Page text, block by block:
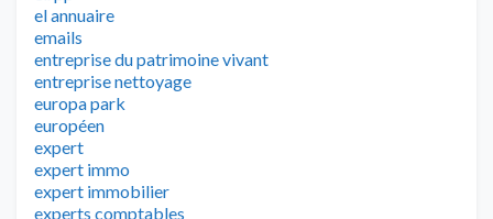
el annuaire
emails
entreprise du patrimoine vivant
entreprise nettoyage
europa park
européen
expert
expert immo
expert immobilier
experts comptables